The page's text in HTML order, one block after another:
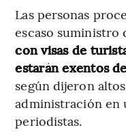
Las personas
escaso suministro
con visas de
estarán exentos
según dijeron
administración en
periodistas.